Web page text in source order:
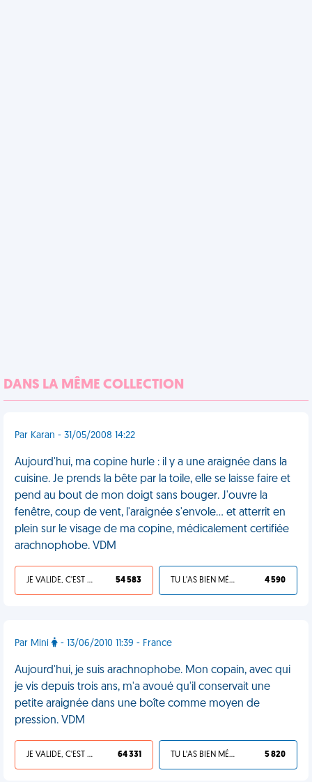
DANS LA MÊME COLLECTION
Par Karan - 31/05/2008 14:22
Aujourd'hui, ma copine hurle : il y a une araignée dans la
cuisine. Je prends la bête par la toile, elle se laisse faire et
pend au bout de mon doigt sans bouger. J'ouvre la
fenêtre, coup de vent, l'araignée s'envole... et atterrit en
plein sur le visage de ma copine, médicalement certifiée
arachnophobe. VDM
JE VALIDE, C'EST UNE VDM 54 583 TU L'AS BIEN MÉRITÉ 4 590
Par Mini - 13/06/2010 11:39 - France
Aujourd'hui, je suis arachnophobe. Mon copain, avec qui
je vis depuis trois ans, m'a avoué qu'il conservait une
petite araignée dans une boîte comme moyen de
pression. VDM
JE VALIDE, C'EST UNE VDM 64 331 TU L'AS BIEN MÉRITÉ 5 820